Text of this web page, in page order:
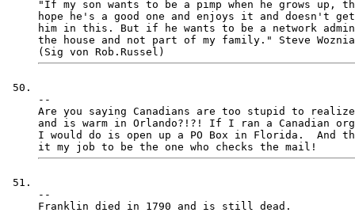
"If my son wants to be a pimp when he grows
hope he's a good one and enjoys it and doesn't
him in this. But if he wants to be a network
the house and not part of my family." Steve
--
Are you saying Canadians are too stupid to
and is warm in Orlando?!?! If I ran a Canadian
I would do is open up a PO Box in Florida.  And
--
Franklin died in 1790 and is still dead.